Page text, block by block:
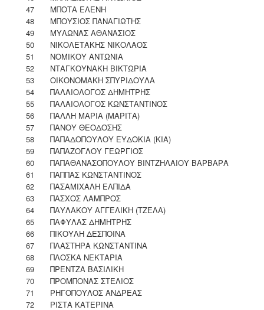
47
ΜΠΟΤΑ ΕΛΕΝΗ
48
ΜΠΟΥΣΙΟΣ ΠΑΝΑΓΙΩΤΗΣ
49
ΜΥΛΩΝΑΣ ΑΘΑΝΑΣΙΟΣ
50
ΝΙΚΟΛΕΤΑΚΗΣ ΝΙΚΟΛΑΟΣ
51
ΝΟΜΙΚΟΥ ΑΝΤΩΝΙΑ
52
ΝΤΑΓΚΟΥΝΑΚΗ ΒΙΚΤΩΡΙΑ
53
ΟΙΚΟΝΟΜΑΚΗ ΣΠΥΡΙΔΟΥΛΑ
54
ΠΑΛΑΙΟΛΟΓΟΣ ΔΗΜΗΤΡΗΣ
55
ΠΑΛΑΙΟΛΟΓΟΣ ΚΩΝΣΤΑΝΤΙΝΟΣ
56
ΠΑΛΛΗ ΜΑΡΙΑ (ΜΑΡΙΤΑ)
57
ΠΑΝΟΥ ΘΕΟΔΟΣΗΣ
58
ΠΑΠΑΔΟΠΟΥΛΟΥ ΕΥΔΟΚΙΑ (ΚΙΑ)
59
ΠΑΠΑΖΟΓΛΟΥ ΓΕΩΡΓΙΟΣ
60
ΠΑΠΑΘΑΝΑΣΟΠΟΥΛΟΥ ΒΙΝΤΖΗΛΑΙΟΥ ΒΑΡΒΑΡΑ
61
ΠΑΠΠΑΣ ΚΩΝΣΤΑΝΤΙΝΟΣ
62
ΠΑΣΑΜΙΧΑΛΗ ΕΛΠΙΔΑ
63
ΠΑΣΧΟΣ ΛΑΜΠΡΟΣ
64
ΠΑΥΛΑΚΟΥ ΑΓΓΕΛΙΚΗ (ΤΖΕΛΑ)
65
ΠΑΦΥΛΑΣ ΔΗΜΗΤΡΗΣ
66
ΠΙΚΟΥΛΗ ΔΕΣΠΟΙΝΑ
67
ΠΛΑΣΤΗΡΑ ΚΩΝΣΤΑΝΤΙΝΑ
68
ΠΛΟΣΚΑ ΝΕΚΤΑΡΙΑ
69
ΠΡΕΝΤΖΑ ΒΑΣΙΛΙΚΗ
70
ΠΡΟΜΠΟΝΑΣ ΣΤΕΛΙΟΣ
71
ΡΗΓΟΠΟΥΛΟΣ ΑΝΔΡΕΑΣ
72
ΡΙΣΤΑ ΚΑΤΕΡΙΝΑ